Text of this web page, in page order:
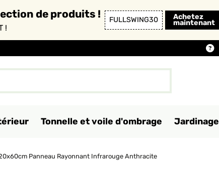
de produits !
!
FULLSWING30 Achetez
maintenant
Tonnelle et voile d'ombrage Jardinage
Panneau Rayonnant Infrarouge Anthracite